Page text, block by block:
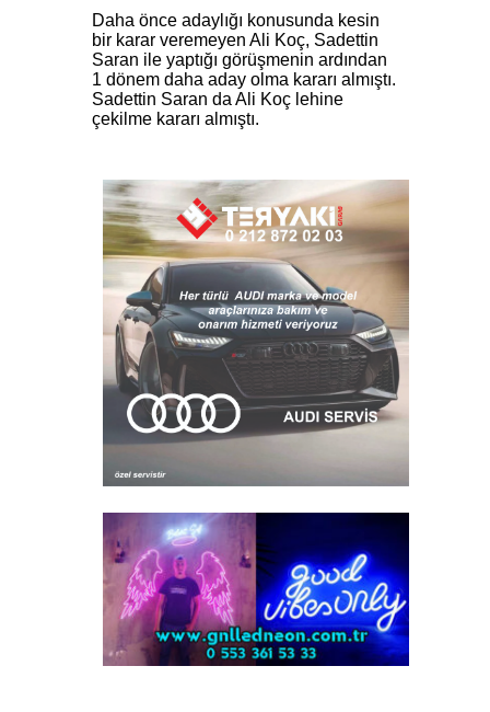
Daha önce adaylığı konusunda kesin
bir karar veremeyen Ali Koç, Sadettin
Saran ile yaptığı görüşmenin ardından
1 dönem daha aday olma kararı almıştı.
Sadettin Saran da Ali Koç lehine
çekilme kararı almıştı.